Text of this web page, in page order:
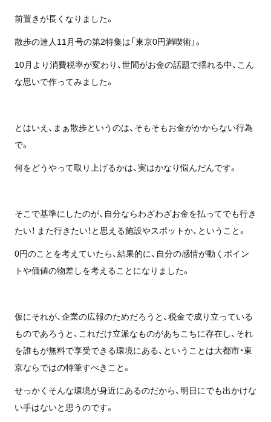
前置きが長くなりました。
散歩の達人11月号の第2特集は「東京0円満喫術」。
10月より消費税率が変わり、世間がお金の話題で揺れる中、こん
な思いで作ってみました。
とはいえ、まぁ散歩というのは、そもそもお金がかからない行為
で。
何をどうやって取り上げるかは、実はかなり悩んだんです。
そこで基準にしたのが、自分ならわざわざお金を払ってでも行き
たい！ また行きたい！と思える施設やスポットか、ということ。
0円のことを考えていたら、結果的に、自分の感情が動くポイン
トや価値の物差しを考えることになりました。
仮にそれが、企業の広報のためだろうと、税金で成り立っている
ものであろうと、これだけ立派なものがあちこちに存在し、それ
を誰もが無料で享受できる環境にある、ということは大都市・東
京ならではの特筆すべきこと。
せっかくそんな環境が身近にあるのだから、明日にでも出かけな
い手はないと思うのです。